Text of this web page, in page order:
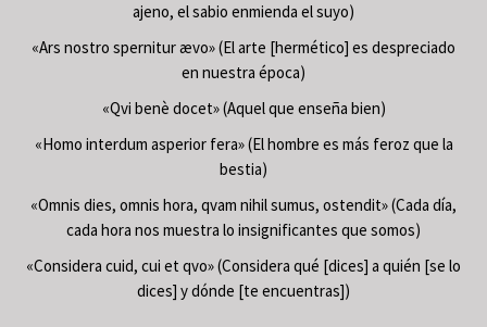
ajeno, el sabio enmienda el suyo)
«Ars nostro spernitur ævo» (El arte [hermético] es despreciado
en nuestra época)
«Qvi benè docet» (Aquel que enseña bien)
«Homo interdum asperior fera» (El hombre es más feroz que la
bestia)
«Omnis dies, omnis hora, qvam nihil sumus, ostendit» (Cada día,
cada hora nos muestra lo insignificantes que somos)
«Considera cuid, cui et qvo» (Considera qué [dices] a quién [se lo
dices] y dónde [te encuentras])